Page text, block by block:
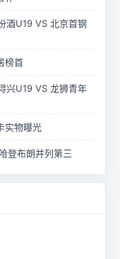
酒U19 VS 北京首钢
榜首
兴U19 VS 龙狮青年
实物曝光
登布朗并列第三